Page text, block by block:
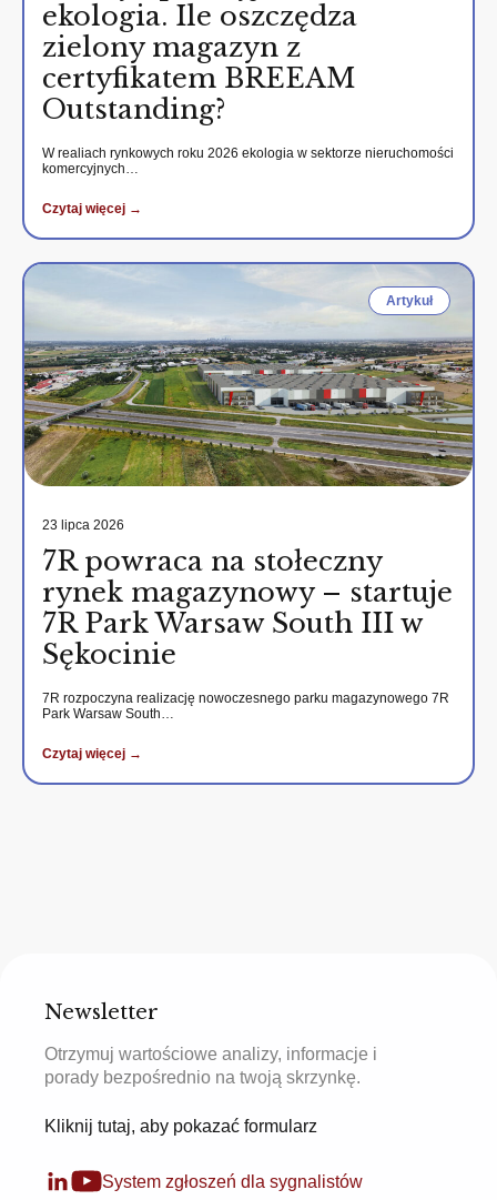
ekologia. Ile oszczędza
zielony magazyn z
certyfikatem BREEAM
Outstanding?
W realiach rynkowych roku 2026 ekologia w sektorze nieruchomości
komercyjnych…
Czytaj więcej →
Artykuł
23 lipca 2026
7R powraca na stołeczny
rynek magazynowy – startuje
7R Park Warsaw South III w
Sękocinie
7R rozpoczyna realizację nowoczesnego parku magazynowego 7R
Park Warsaw South…
Czytaj więcej →
Newsletter
Otrzymuj wartościowe analizy, informacje i
porady bezpośrednio na twoją skrzynkę.
Kliknij tutaj, aby pokazać formularz
System zgłoszeń dla sygnalistów